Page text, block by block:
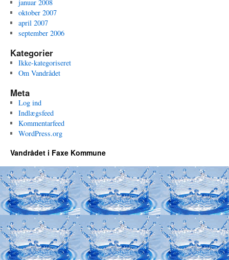
januar 2008
oktober 2007
april 2007
september 2006
Kategorier
Ikke-kategoriseret
Om Vandrådet
Meta
Log ind
Indlægsfeed
Kommentarfeed
WordPress.org
Vandrådet i Faxe Kommune